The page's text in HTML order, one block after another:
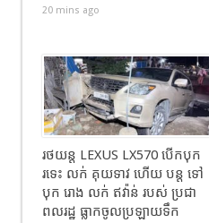
20 mins ago
រថយន្ដ LEXUS LX570 បេីកបុក
រទេះ លក់ គុយទាវ ហេីយ បន្ត ទៅ
បុក រោង លក់ ឥវ៉ាន់ របស់ ប្រជា
ពលរដ្ឋ ធ្លាកចូលប្រឡាយទឹក